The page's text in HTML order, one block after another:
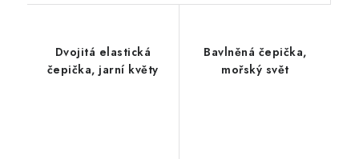
Dvojitá elastická
čepička, jarní květy
Bavlněná čepička,
mořský svět